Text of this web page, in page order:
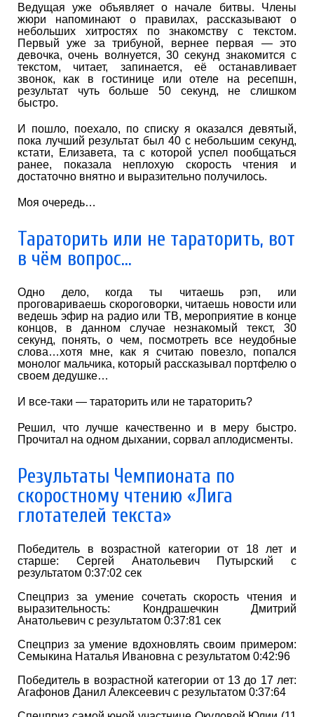
Ведущая уже объявляет о начале битвы. Члены
жюри напоминают о правилах, рассказывают о
небольших хитростях по знакомству с текстом.
Первый уже за трибуной, вернее первая — это
девочка, очень волнуется, 30 секунд знакомится с
текстом, читает, запинается, её останавливает
звонок, как в гостинице или отеле на ресепшн,
результат чуть больше 50 секунд, не слишком
быстро.
И пошло, поехало, по списку я оказался девятый,
пока лучший результат был 40 с небольшим секунд,
кстати, Елизавета, та с которой успел пообщаться
ранее, показала неплохую скорость чтения и
достаточно внятно и выразительно получилось.
Моя очередь…
Тараторить или не тараторить, вот
в чём вопрос…
Одно дело, когда ты читаешь рэп, или
проговариваешь скороговорки, читаешь новости или
ведешь эфир на радио или ТВ, мероприятие в конце
концов, в данном случае незнакомый текст, 30
секунд, понять, о чем, посмотреть все неудобные
слова…хотя мне, как я считаю повезло, попался
монолог мальчика, который рассказывал портфелю о
своем дедушке…
И все-таки — тараторить или не тараторить?
Решил, что лучше качественно и в меру быстро.
Прочитал на одном дыхании, сорвал аплодисменты.
Результаты Чемпионата по
скоростному чтению «Лига
глотателей текста»
Победитель в возрастной категории от 18 лет и
старше: Сергей Анатольевич Путырский с
результатом 0:37:02 сек
Спецприз за умение сочетать скорость чтения и
выразительность: Кондрашечкин Дмитрий
Анатольевич с результатом 0:37:81 сек
Спецприз за умение вдохновлять своим примером:
Семыкина Наталья Ивановна с результатом 0:42:96
Победитель в возрастной категории от 13 до 17 лет:
Агафонов Данил Алексеевич с результатом 0:37:64